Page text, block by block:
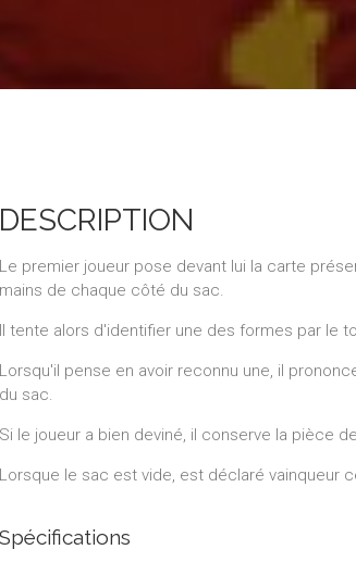
DESCRIPTION
Le premier joueur pose devant lui la carte
mains de chaque côté du sac.
Il tente alors d'identifier une des formes par le
Lorsqu'il pense en avoir reconnu une, il
du sac.
Si le joueur a bien deviné, il conserve la pièce
Lorsque le sac est vide, est déclaré vainqueur
Spécifications